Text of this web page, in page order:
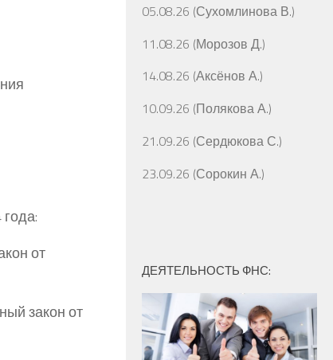
от
закон от
05.08.26 (Сухомлинова В.)
11.08.26 (Морозов Д.)
14.08.26 (Аксёнов А.)
10.09.26 (Полякова А.)
21.09.26 (Сердюкова С.)
23.09.26 (Сорокин А.)
ДЕЯТЕЛЬНОСТЬ ФНС: